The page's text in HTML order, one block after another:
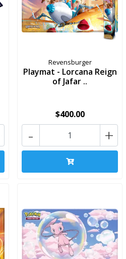
Revensburger
Playmat - Lorcana Reign
of Jafar ..
$400.00
+
-